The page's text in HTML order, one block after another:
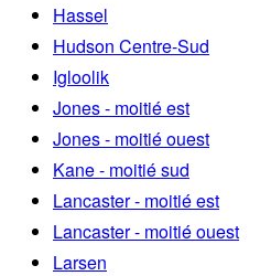
Hassel
Hudson Centre-Sud
Igloolik
Jones - moitié est
Jones - moitié ouest
Kane - moitié sud
Lancaster - moitié est
Lancaster - moitié ouest
Larsen